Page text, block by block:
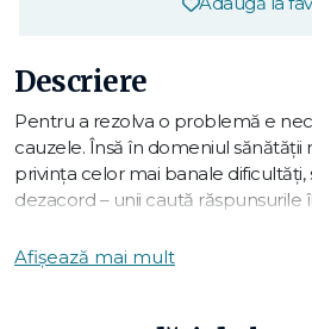
Descriere
Pentru a rezolva o problemă e
cauzele. Însă în domeniul sănătății
privința celor mai banale dificultăți,
dezacord – unii caută răspunsurile
persoanei respective. Ca
Afișează mai mult